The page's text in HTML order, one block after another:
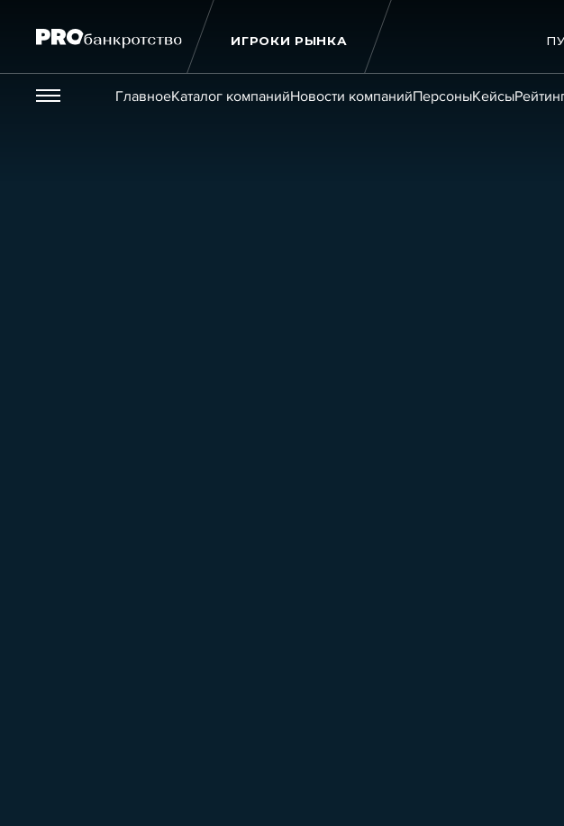
ИГРОКИ РЫНКА
Везде
ГлавноеКаталог компанийНовости компанийПерсоныКейсы